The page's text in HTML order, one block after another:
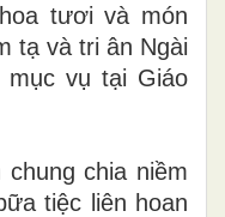
tươi và món
tạ và tri ân Ngài
mục vụ tại Giáo
chia niềm
tiệc liên hoan